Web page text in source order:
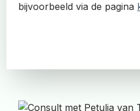
bijvoorbeeld via de pagina